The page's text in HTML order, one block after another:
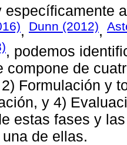
específicamente
, Dunn (2012),
, podemos
compone de
Formulación y
y 4)
estas fases y
de ellas.